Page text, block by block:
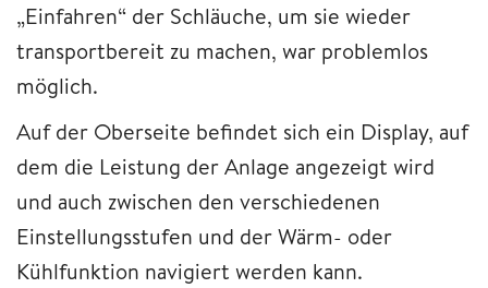
„Einfahren“ der Schläuche, um sie wieder
transportbereit zu machen, war problemlos
möglich.
Auf der Oberseite befindet sich ein Display, auf
dem die Leistung der Anlage angezeigt wird
und auch zwischen den verschiedenen
Einstellungsstufen und der Wärm- oder
Kühlfunktion navigiert werden kann.